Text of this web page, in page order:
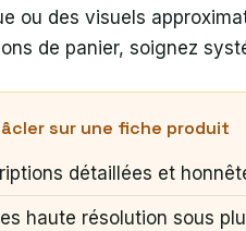
ou des visuels
de panier, soignez
sur une fiche produit
détaillées et
haute résolution sous